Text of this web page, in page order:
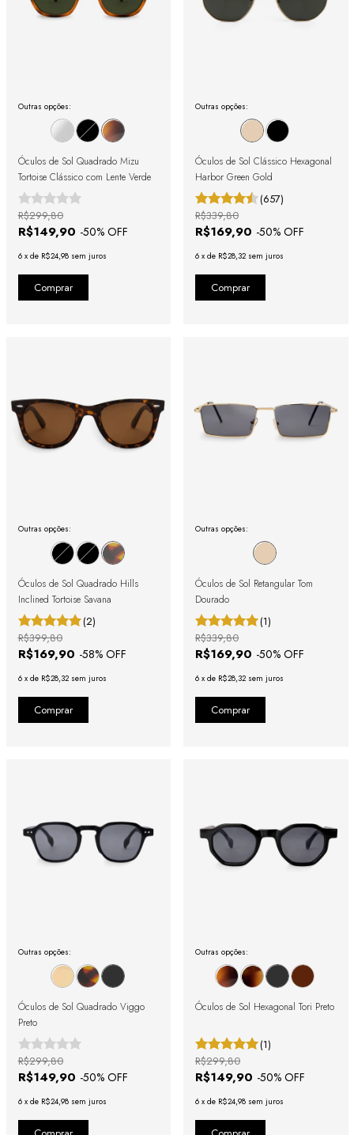
Outras opções:
Óculos de Sol Quadrado Mizu
Tortoise Clássico com Lente Verde
R$149,90 -50% OFF
R$299,80
6 x de R$24,98 sem juros
Outras opções:
Óculos de Sol Clássico Hexagonal
Harbor Green Gold
(657)
R$169,90 -50% OFF
R$339,80
6 x de R$28,32 sem juros
Outras opções:
Óculos de Sol Quadrado Hills
Inclined Tortoise Savana
(2)
R$169,90 -58% OFF
R$399,80
6 x de R$28,32 sem juros
Outras opções:
Óculos de Sol Retangular Tom
Dourado
(1)
R$169,90 -50% OFF
R$339,80
6 x de R$28,32 sem juros
Outras opções:
Óculos de Sol Quadrado Viggo
Preto
R$149,90 -50% OFF
R$299,80
6 x de R$24,98 sem juros
Outras opções:
Óculos de Sol Hexagonal Tori Preto
(1)
R$149,90 -50% OFF
R$299,80
6 x de R$24,98 sem juros